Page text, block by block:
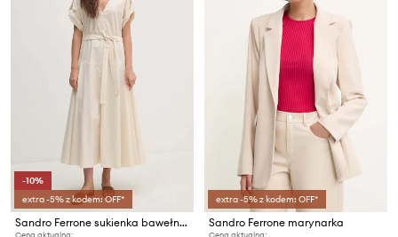
-10%
extra -5% z kodem: OFF*
Sandro Ferrone sukienka bawełniana
Cena aktualna:
extra -5% z kodem: OFF*
Sandro Ferrone marynarka
Cena aktualna: